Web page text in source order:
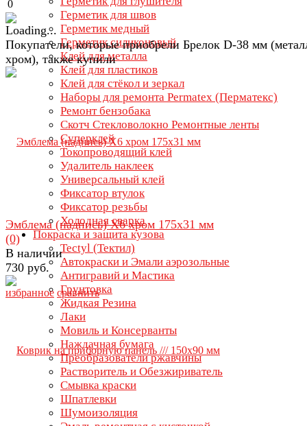
Герметик для швов
Герметик медный
Герметик силиконовый
Клей для металла
Клей для пластиков
Клей для стёкол и зеркал
Наборы для ремонта Permatex (Перматекс)
Ремонт бензобака
Скотч Стекловолокно Ремонтные ленты
Суперклей
Токопроводящий клей
Удалитель наклеек
Универсальный клей
Фиксатор втулок
Фиксатор резьбы
Холодная сварка
Покраска и защита кузова
Tectyl (Тектил)
Автокраски и Эмали аэрозольные
Антигравий и Мастика
Грунтовка
Жидкая Резина
Лаки
Мовиль и Консерванты
Наждачная бумага
Преобразователи ржавчины
Растворитель и Обезжириватель
Смывка краски
Шпатлевки
Шумоизоляция
0
Покупатели, которые приобрели Брелок D-38 мм
хром), также купили
избранное сравнить
Эмблема (надпись) X6 хром 175х31 мм
(0)
В наличии
730 руб.